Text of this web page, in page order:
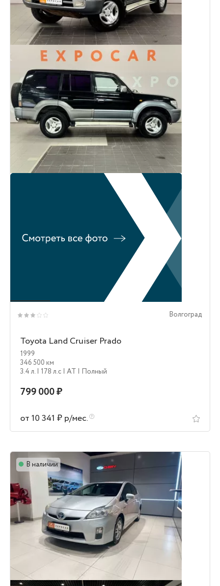
Волгоград
Toyota Land Cruiser Prado
1999
346 500 км
3.4 л. | 178 л.c | AT | Полный
799 000 ₽
от 10 341 ₽ р/мес.
В наличии